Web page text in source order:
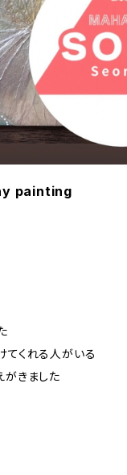
painting
てくれる人がいる
がきました